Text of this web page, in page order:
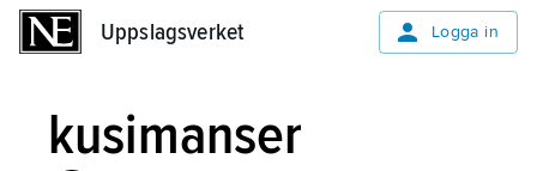
Uppslagsverket Logga in
kusimanser